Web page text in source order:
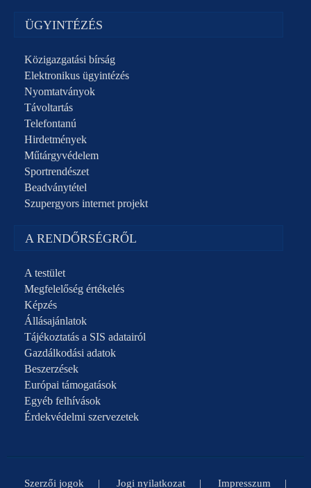
ÜGYINTÉZÉS
Közigazgatási bírság
Elektronikus ügyintézés
Nyomtatványok
Távoltartás
Telefontanú
Hirdetmények
Műtárgyvédelem
Sportrendészet
Beadványtétel
Szupergyors internet projekt
A RENDŐRSÉGRŐL
A testület
Megfelelőség értékelés
Képzés
Állásajánlatok
Tájékoztatás a SIS adatairól
Gazdálkodási adatok
Beszerzések
Európai támogatások
Egyéb felhívások
Érdekvédelmi szervezetek
Szerzői jogok Jogi nyilatkozat Impresszum